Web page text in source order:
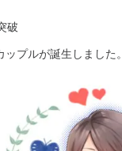
破
ップルが誕生しました